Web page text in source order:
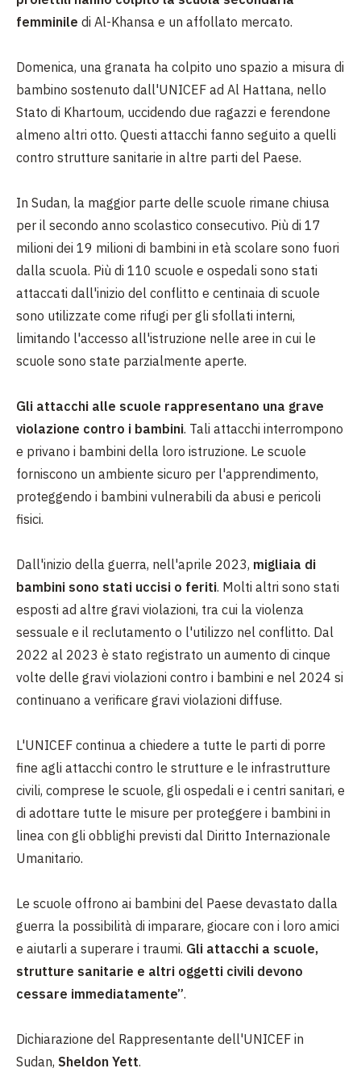
femminile di Al-Khansa e un affollato mercato.
Domenica, una granata ha colpito uno spazio a misura di
bambino sostenuto dall'UNICEF ad Al Hattana, nello
Stato di Khartoum, uccidendo due ragazzi e ferendone
almeno altri otto. Questi attacchi fanno seguito a quelli
contro strutture sanitarie in altre parti del Paese.
In Sudan, la maggior parte delle scuole rimane chiusa
per il secondo anno scolastico consecutivo. Più di 17
milioni dei 19 milioni di bambini in età scolare sono fuori
dalla scuola. Più di 110 scuole e ospedali sono stati
attaccati dall'inizio del conflitto e centinaia di scuole
sono utilizzate come rifugi per gli sfollati interni,
limitando l'accesso all'istruzione nelle aree in cui le
scuole sono state parzialmente aperte.
Gli attacchi alle scuole rappresentano una grave
violazione contro i bambini. Tali attacchi interrompono
e privano i bambini della loro istruzione. Le scuole
forniscono un ambiente sicuro per l'apprendimento,
proteggendo i bambini vulnerabili da abusi e pericoli
fisici.
Dall'inizio della guerra, nell'aprile 2023, migliaia di
bambini sono stati uccisi o feriti. Molti altri sono stati
esposti ad altre gravi violazioni, tra cui la violenza
sessuale e il reclutamento o l'utilizzo nel conflitto. Dal
2022 al 2023 è stato registrato un aumento di cinque
volte delle gravi violazioni contro i bambini e nel 2024 si
continuano a verificare gravi violazioni diffuse.
L'UNICEF continua a chiedere a tutte le parti di porre
fine agli attacchi contro le strutture e le infrastrutture
civili, comprese le scuole, gli ospedali e i centri sanitari, e
di adottare tutte le misure per proteggere i bambini in
linea con gli obblighi previsti dal Diritto Internazionale
Umanitario.
Le scuole offrono ai bambini del Paese devastato dalla
guerra la possibilità di imparare, giocare con i loro amici
e aiutarli a superare i traumi. Gli attacchi a scuole,
strutture sanitarie e altri oggetti civili devono
cessare immediatamente”.
Dichiarazione del Rappresentante dell'UNICEF in
Sudan, Sheldon Yett.